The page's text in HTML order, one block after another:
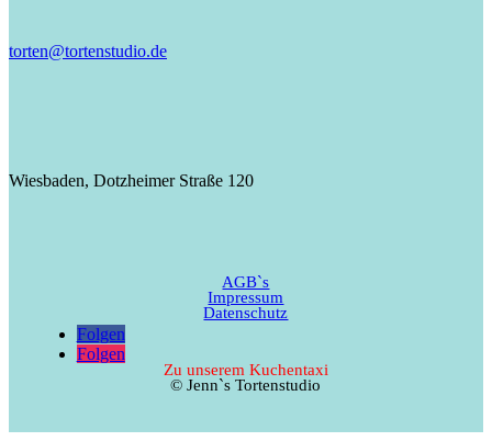
torten@tortenstudio.de
Wiesbaden, Dotzheimer Straße 120
AGB`s
Impressum
Datenschutz
Folgen
Folgen
Zu unserem Kuchentaxi
© Jenn`s Tortenstudio